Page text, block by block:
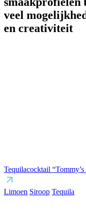
veel
en creativiteit
Tequilacocktail
Limoen Siroop Tequila